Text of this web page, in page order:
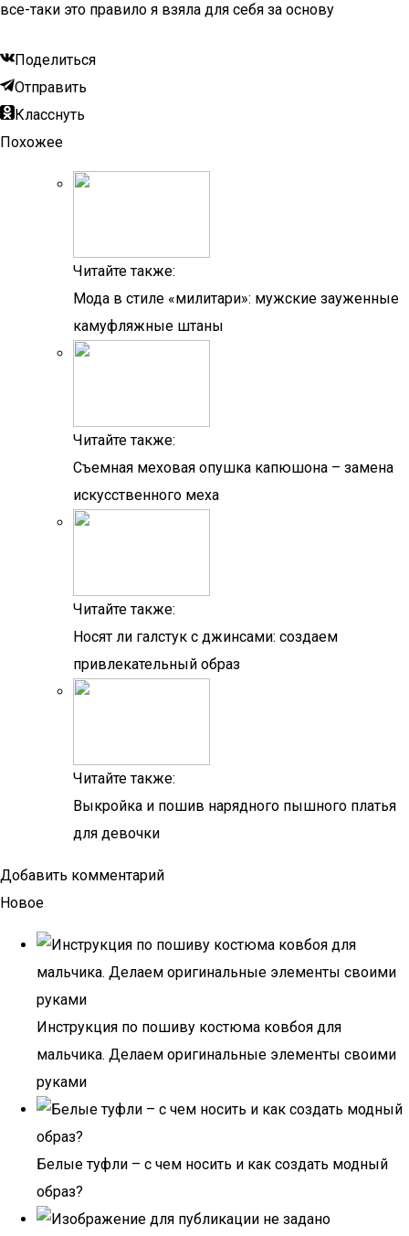
все-таки это правило я взяла для себя за основу
Поделиться
Отправить
Класснуть
Похожее
Читайте также:
Мода в стиле «милитари»: мужские зауженные
камуфляжные штаны
Читайте также:
Съемная меховая опушка капюшона – замена
искусственного меха
Читайте также:
Носят ли галстук с джинсами: создаем
привлекательный образ
Читайте также:
Выкройка и пошив нарядного пышного платья
для девочки
Добавить комментарий
Новое
Инструкция по пошиву костюма ковбоя для
мальчика. Делаем оригинальные элементы своими
руками
Белые туфли – с чем носить и как создать модный
образ?